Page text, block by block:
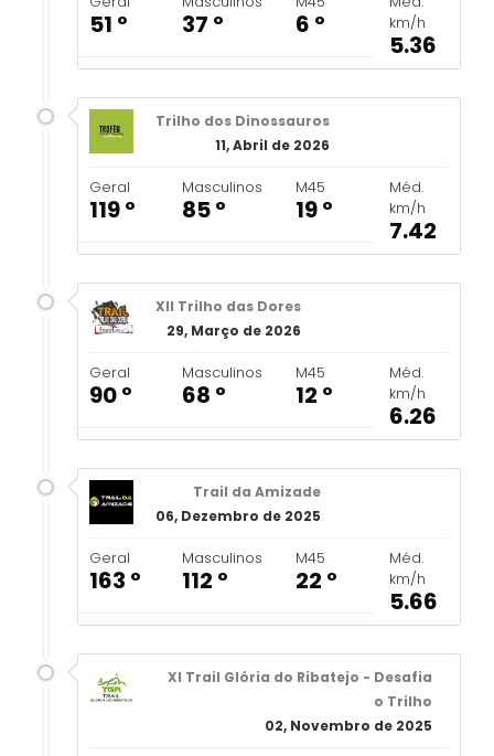
51 º 37 º 6 º
km/h
5.36
Trilho dos Dinossauros
11, Abril de 2026
Geral
119 º
Masculinos
85 º
M45
19 º
Méd.
km/h
7.42
XII Trilho das Dores
29, Março de 2026
Geral
90 º
Masculinos
68 º
M45
12 º
Méd.
km/h
6.26
Trail da Amizade
06, Dezembro de 2025
Geral
163 º
Masculinos
112 º
M45
22 º
Méd.
km/h
5.66
XI Trail Glória do Ribatejo - Desafia
o Trilho
02, Novembro de 2025